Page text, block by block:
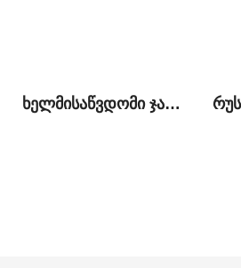
ხელმისაწვდომი ჯანდაცვა საქართველოს ოკუპირებულ ტერიტორიაზე მცხოვრები მოსახლეობისათვის: მიღწევები და გამოწვევები